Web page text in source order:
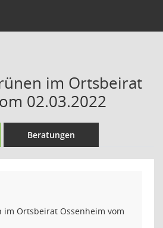
im Ortsbeirat
02.03.2022
Beratungen
im Ortsbeirat Ossenheim vom